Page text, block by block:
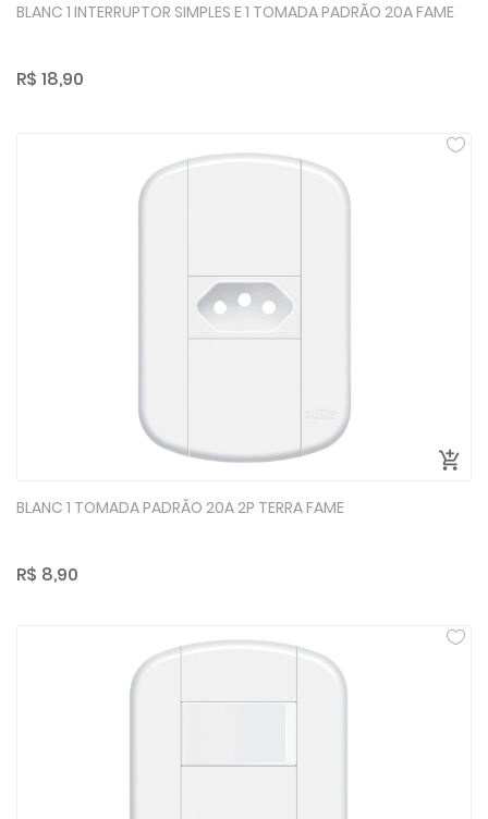
BLANC 1 INTERRUPTOR SIMPLES E 1 TOMADA PADRÃO 20A FAME
R$ 18,90
BLANC 1 TOMADA PADRÃO 20A 2P TERRA FAME
R$ 8,90